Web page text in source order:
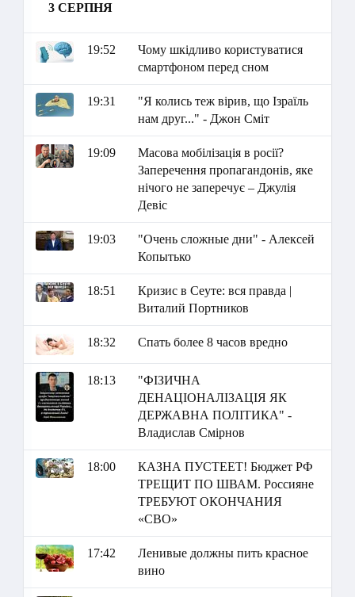
3 СЕРПНЯ
19:52
Чому шкідливо користуватися
смартфоном перед сном
19:31
"Я колись теж вірив, що Ізраїль
нам друг..." - Джон Сміт
19:09
Масова мобілізація в росії?
Заперечення пропагандонів, яке
нічого не заперечує – Джулія
Девіс
19:03
"Очень сложные дни" - Алексей
Копытько
18:51
Кризис в Сеуте: вся правда |
Виталий Портников
18:32 Спать более 8 часов вредно
18:13
"ФІЗИЧНА
ДЕНАЦІОНАЛІЗАЦІЯ ЯК
ДЕРЖАВНА ПОЛІТИКА" -
Владислав Смірнов
18:00
КАЗНА ПУСТЕЕТ! Бюджет РФ
ТРЕЩИТ ПО ШВАМ. Россияне
ТРЕБУЮТ ОКОНЧАНИЯ
«СВО»
17:42
Ленивые должны пить красное
вино